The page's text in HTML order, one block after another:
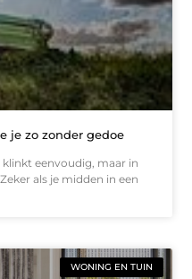
je zo zonder gedoe
eenvoudig, maar in
als je midden in een
WONING EN TUIN